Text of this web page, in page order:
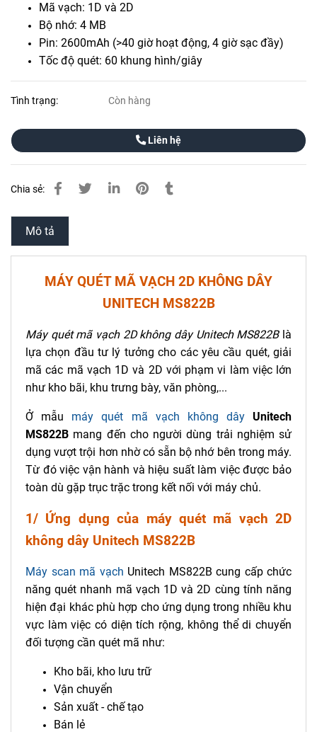
Mã vạch: 1D và 2D
Bộ nhớ: 4 MB
Pin: 2600mAh (>40 giờ hoạt động, 4 giờ sạc đầy)
Tốc độ quét: 60 khung hình/giây
Tình trạng: Còn hàng
Liên hệ
Chia sẻ:
Mô tả
MÁY QUÉT MÃ VẠCH 2D KHÔNG DÂY
UNITECH MS822B
Máy quét mã vạch 2D không dây Unitech MS822Blà
lựa chọn đầu tư lý tưởng cho các yêu cầu quét, giải
mã các mã vạch 1D và 2D với phạm vi làm việc lớn
như kho bãi, khu trưng bày, văn phòng,...
Ở mẫu máy quét mã vạch không dây Unitech
MS822B mang đến cho người dùng trải nghiệm sử
dụng vượt trội hơn nhờ có sẵn bộ nhớ bên trong máy.
Từ đó việc vận hành và hiệu suất làm việc được bảo
toàn dù gặp trục trặc trong kết nối với máy chủ.
1/ Ứng dụng của máy quét mã vạch 2D
không dây Unitech MS822B
Máy scan mã vạch Unitech MS822B cung cấp chức
năng quét nhanh mã vạch 1D và 2D cùng tính năng
hiện đại khác phù hợp cho ứng dụng trong nhiều khu
vực làm việc có diện tích rộng, không thể di chuyển
đối tượng cần quét mã như:
Kho bãi, kho lưu trữ
Vận chuyển
Sản xuất - chế tạo
Bán lẻ